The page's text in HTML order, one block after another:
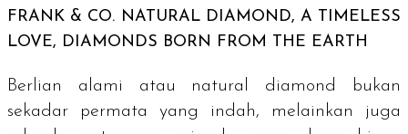
FRANK & CO. NATURAL DIAMOND, A TIMELESS
LOVE, DIAMONDS BORN FROM THE EARTH
Berlian alami atau natural diamond
bukan
sekadar permata yang indah, melainkan juga